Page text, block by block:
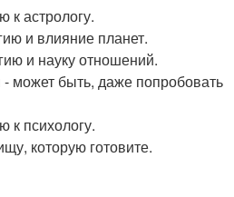
к астрологу.
и влияние планет.
и науку отношений.
может быть, даже попробовать
к психологу.
которую готовите.